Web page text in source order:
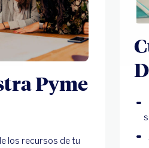
Pyme
los recursos de tu